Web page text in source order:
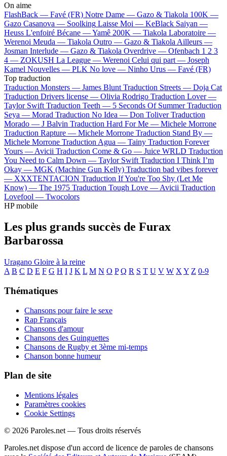
On aime
FlashBack — Favé (FR) Notre Dame — Gazo & Tiakola 100K —
Gazo Casanova — Soolking Laisse Moi — KeBlack Saiyan —
Heuss L'enfoiré Bécane —Yamê 200K — Tiakola Laboratoire —
Werenoi Meuda — Tiakola Outro — Gazo & Tiakola Ailleurs —
Josman Interlude — Gazo & Tiakola Overdrive — Ofenbach 1 2 3
4 — ZOKUSH La League — Werenoi Celui qui part — Joseph
Kamel Nouvelles — PLK No love — Ninho Urus — Favé (FR)
Top traduction
Traduction Monsters — James Blunt Traduction Streets — Doja Cat
Traduction Drivers license — Olivia Rodrigo Traduction Lover —
Taylor Swift Traduction Teeth — 5 Seconds Of Summer Traduction
Seya — Morad Traduction No Idea — Don Toliver Traduction
Morado — J Balvin Traduction Hard For Me — Michele Morrone
Traduction Rapture — Michele Morrone Traduction Stand By —
Michele Morrone Traduction Agua — Tainy Traduction Forever
Yours — Avicii Traduction Come & Go — Juice WRLD Traduction
You Need to Calm Down — Taylor Swift Traduction I Think I’m
Okay — MGK (Machine Gun Kelly) Traduction bad vibes forever
— XXXTENTACION Traduction If You're Too Shy (Let Me
Know) — The 1975 Traduction Tough Love — Avicii Traduction
Lovefool — Twocolors
HP mobile
Les plus grands succès de Furax
Barbarossa
Uragano Gloire à la reine
A B C D E F G H I J K L M N O P Q R S T U V W X Y Z 0-9
Thématiques
Chansons pour faire le sexe
Rap Français
Chansons d'amour
Chansons des Guinguettes
Chansons de Rugby et 3ème mi-temps
Chanson bonne humeur
Plan de site
Mentions légales
Paramètres cookies
Cookie Settings
© 2026 Paroles.net — Tous droits réservés
Paroles.net dispose d'un accord de licence de paroles de chansons